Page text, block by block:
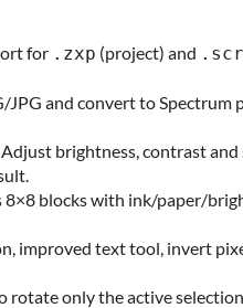
for .zxp (project) and .scr
JPG and convert to Spectrum
Adjust brightness, contrast
8×8 blocks with ink/paper/
improved text tool, invert
rotate only the active selection